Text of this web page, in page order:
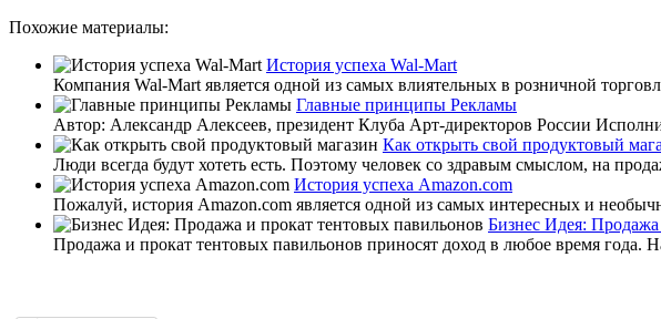
Похожие материалы:
История успеха Wal-Mart
Компания Wal-Mart является одной из самых влиятельных в розничной
Главные принципы Рекламы
Автор: Александр Алексеев, президент Клуба Арт-директоров России
Как открыть свой продуктовый
Люди всегда будут хотеть есть. Поэтому человек со здравым смыслом, на
История успеха Amazon.com
Пожалуй, история Amazon.com является одной из самых интересных и
Бизнес Идея:
Продажа и прокат тентовых павильонов приносят доход в любое время года.